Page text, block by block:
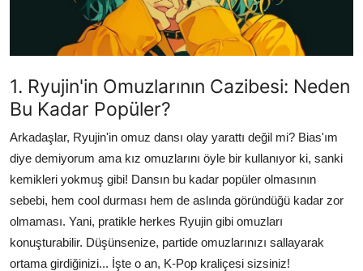
1. Ryujin'in Omuzlarının Cazibesi: Neden
Bu Kadar Popüler?
Arkadaşlar, Ryujin'in omuz dansı olay yarattı değil mi? Bias'ım
diye demiyorum ama kız omuzlarını öyle bir kullanıyor ki, sanki
kemikleri yokmuş gibi! Dansın bu kadar popüler olmasının
sebebi, hem cool durması hem de aslında göründüğü kadar zor
olmaması. Yani, pratikle herkes Ryujin gibi omuzları
konuşturabilir. Düşünsenize, partide omuzlarınızı sallayarak
ortama girdiğinizi... İşte o an, K-Pop kraliçesi sizsiniz!